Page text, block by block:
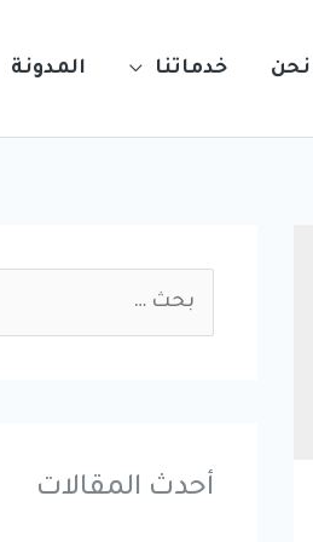
خدماتنا المدونة
e
أحدث المقالات